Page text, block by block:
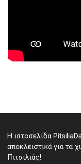
Η ιστοσελίδα
αποκλειστικά για τα
Πιτσιλιάς!